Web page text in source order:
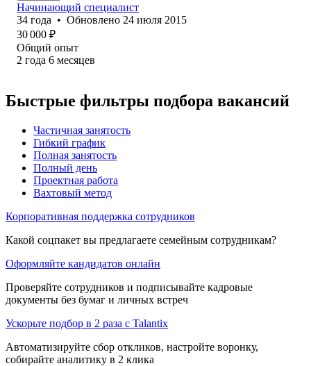
Начинающий специалист
34 года • Обновлено 24 июля 2015
30 000 ₽
Общий опыт
2 года 6 месяцев
Быстрые фильтры подбора вакансий
Частичная занятость
Гибкий график
Полная занятость
Полный день
Проектная работа
Вахтовый метод
Корпоративная поддержка сотрудников
Какой соцпакет вы предлагаете семейным сотрудникам?
Оформляйте кандидатов онлайн
Проверяйте сотрудников и подписывайте кадровые
документы без бумаг и личных встреч
Ускорьте подбор в 2 раза с Talantix
Автоматизируйте сбор откликов, настройте воронку,
собирайте аналитику в 2 клика